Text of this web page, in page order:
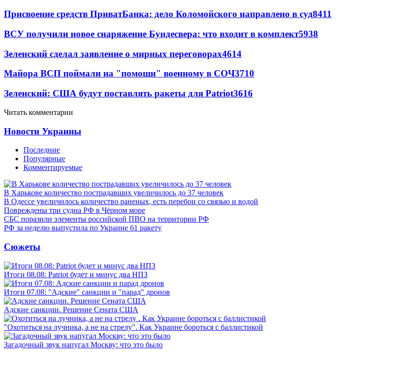
Присвоение средств ПриватБанка: дело Коломойского направлено в суд8411
ВСУ получили новое снаряжение Бундесвера: что входит в комплект5938
Зеленский сделал заявление о мирных переговорах4614
Майора ВСП поймали на "помощи" военному в СОЧ3710
Зеленский: США будут поставлять ракеты для Patriot3616
Читать комментарии
Новости Украины
Последние
Популярные
Комментируемые
В Харькове количество пострадавших увеличилось до 37 человек
В Одессе увеличилось количество раненых, есть перебои со связью и водой
Повреждены три судна РФ в Чёрном море
СБС поразили элементы российской ПВО на территории РФ
РФ за неделю выпустила по Украине 61 ракету
Сюжеты
Итоги 08.08: Patriot будет и минус два НПЗ
Итоги 07.08: "Адские" санкции и "парад" дронов
Адские санкции. Решение Сената США
"Охотиться на лучника, а не на стрелу". Как Украине бороться с баллистикой
Загадочный звук напугал Москву: что это было